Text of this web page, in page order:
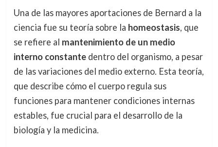
Una de las mayores aportaciones de Bernard a la
ciencia fue su teoría sobre la homeostasis, que
se refiere al mantenimiento de un medio
interno constantedentro del organismo, a pesar
de las variaciones del medio externo. Esta teoría,
que describe cómo el cuerpo regula sus
funciones para mantener condiciones internas
estables, fue crucial para el desarrollo de la
biología y la medicina.